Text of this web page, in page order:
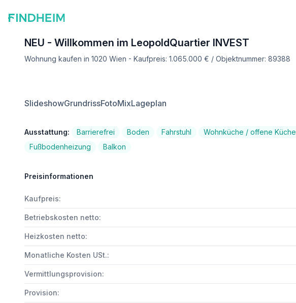
NEU - Willkommen im LeopoldQuartier INVEST
Wohnung kaufen in 1020 Wien - Kaufpreis: 1.065.000 € / Objektnummer: 89388
SlideshowGrundrissFotoMixLageplan
Ausstattung: Barrierefrei Boden Fahrstuhl Wohnküche / offene Küche
Fußbodenheizung
Balkon
Preisinformationen
Kaufpreis:
Betriebskosten netto:
Heizkosten netto:
Monatliche Kosten USt.:
Vermittlungsprovision:
Provision: